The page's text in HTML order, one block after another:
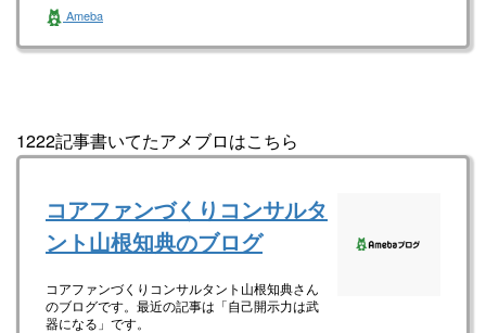
一般社団法人全国高校起業部（準備中） 山根
知典さんのブログです。最近の記事は「ゴール
は常に確認せよ！（画像あり）」です。
Ameba
1222記事書いてたアメブロはこちら
コアファンづくりコンサルタ
ント山根知典のブログ
コアファンづくりコンサルタント山根知典さん
のブログです。最近の記事は「自己開示力は武
器になる」です。